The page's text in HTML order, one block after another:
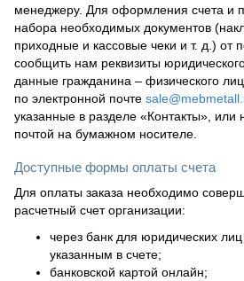
менеджеру. Для оформления счета и
набора необходимых документов
приходные и кассовые чеки и т. д.) от
сообщить нам реквизиты
данные гражданина – физического
по электронной почте
указанные в разделе «Контакты», или
почтой на бумажном носителе.
Доступные формы оплаты счета
Для оплаты заказа необходимо
расчетный счет организации:
через банк для юридических лиц
указанным в счете;
банковской картой онлайн;